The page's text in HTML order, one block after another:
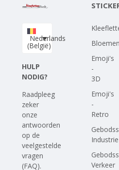
Upload je eigen ontwerp
Corona Covid-19
Nederlands
(België)
HULP
NODIG?
Raadpleeg
zeker
onze
antwoorden
op de
veelgestelde
vragen
(FAQ).
Bloemen
Emoji's
-
3D
Emoji's
-
Retro
Industrie
Verkeer